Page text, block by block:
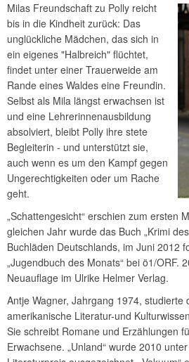
Milas Freundschaft zu Polly reicht
bis in die Kindheit zurück: Das
unglückliche Mädchen, das sich in
ein eigenes "Halbreich" flüchtet,
findet unter einer Trauerweide am
Rande eines Waldes eine Freundin.
Selbst als Mila längst erwachsen ist
und eine Lehrerinnenausbildung
absolviert, bleibt Polly ihre stete
Begleiterin - und unterstützt sie,
auch wenn es um den Kampf gegen
Ungerechtigkeiten oder um Rache
geht.
„Schattengesicht“ erschien zum ersten
gleichen Jahr wurde das Buch „Krimi
Buchläden Deutschlands, im Juni 2012
„Jugendbuch des Monats“ bei ö1/ORF.
Neuauflage im Ulrike Helmer Verlag.
Antje Wagner, Jahrgang 1974, studierte
amerikanische Literatur-und
Sie schreibt Romane und Erzählungen
Erwachsene. „Unland“ wurde 2010